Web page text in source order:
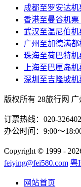
成都至罗安达机
香港至曼谷机票
武汉至温尼伯机
广州至加德满都
珠海至荷巴特机
上海至巴厘岛机
深圳至吉隆坡机
版权所有 28旅行网 广
订票热线：020-
办公时间：9:00～
Copyright © 1999 -
feiying@fei580.com 粤
网站首页